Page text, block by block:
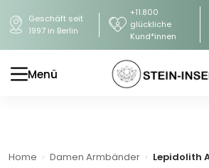
Geschäft seit
1997 in Berlin
+11.800
glückliche
Kund*innen
Menü
Home Damen Armbänder Lepidolith